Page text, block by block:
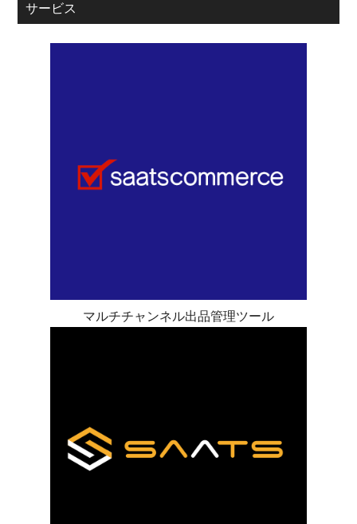
サービス
マルチチャンネル出品管理ツール